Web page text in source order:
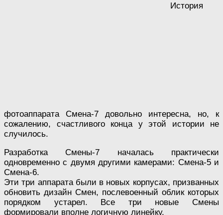
История
фотоаппарата Смена-7 довольно интересна, но, к
сожалению, счастливого конца у этой истории не
случилось.
Разработка Смены-7 началась практически
одновременно с двумя другими камерами: Смена-5 и
Смена-6.
Эти три аппарата были в новых корпусах, призванных
обновить дизайн Смен, послевоенный облик которых
порядком устарел. Все три новые Смены
формировали вполне логичную линейку.